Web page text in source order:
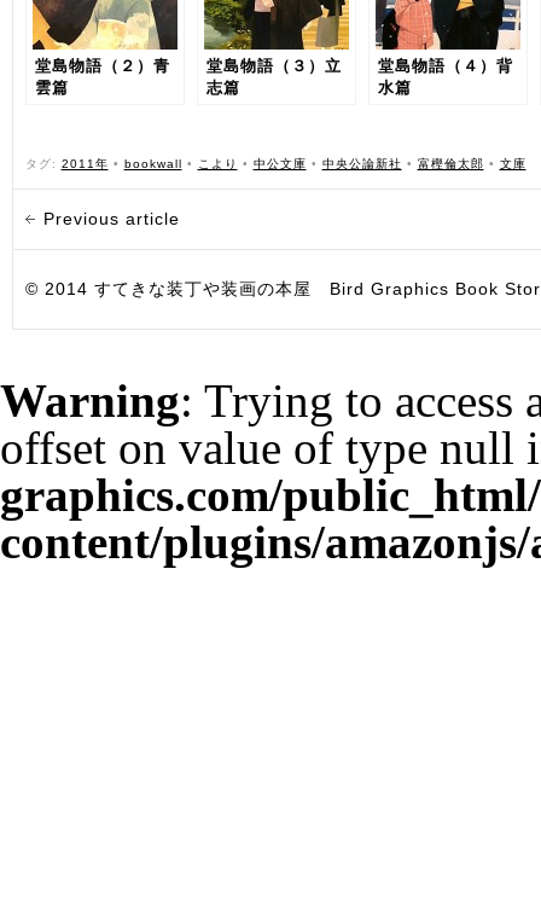
堂島物語（２）青
雲篇
堂島物語（３）立
志篇
堂島物語（４）背
水篇
タグ: 2011年 • bookwall • こより • 中公文庫 • 中央公論新社 • 富樫倫太郎 • 文庫
Previous article
© 2014 すてきな装丁や装画の本屋 Bird Graphics Book
Warning: Trying to access
offset on value of type null
graphics.com/
content/plugins/